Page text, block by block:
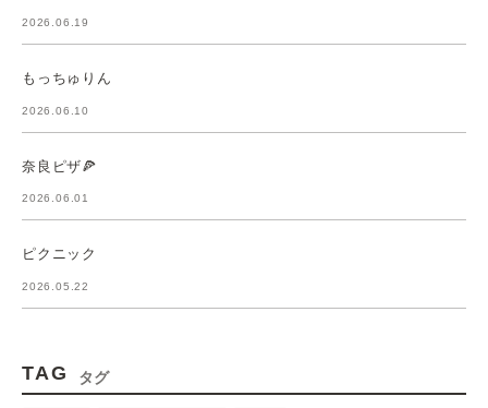
2026.06.19
もっちゅりん
2026.06.10
奈良ピザ🍕
2026.06.01
ピクニック
2026.05.22
TAG タグ